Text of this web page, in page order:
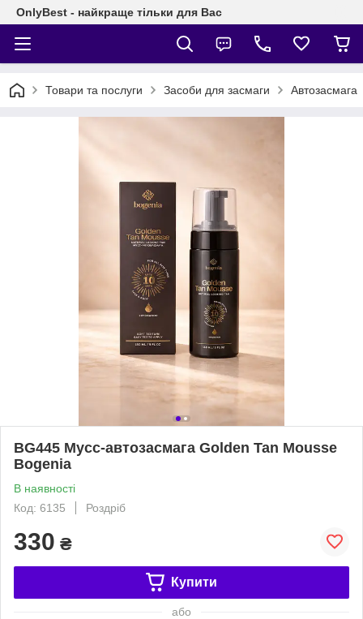
OnlyBest - найкраще тільки для Вас
Товари та послуги Засоби для засмаги Автозасмага
BG445 Мусс-автозасмага Golden Tan Mousse
Bogenia
В наявності
Код: 6135
Роздріб
330 ₴
Купити
або